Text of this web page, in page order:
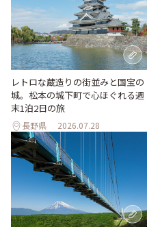
レトロな蔵造りの街並みと国宝の
城。松本の城下町で心ほぐれる週
末1泊2日の旅
長野県 2026.07.28